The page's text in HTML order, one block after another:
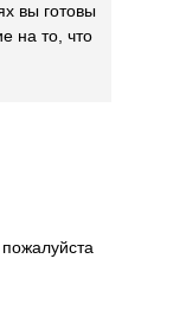
вы готовы
на то, что